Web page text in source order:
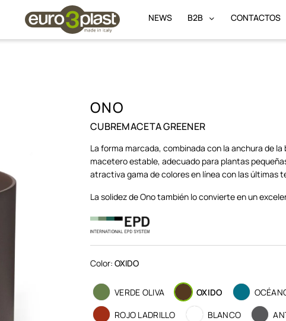
NEWS B2B CONTACTOS
ONO
CUBREMACETA GREENER
La forma marcada, combinada con la anchura de
macetero estable, adecuado para plantas
atractiva gama de colores en línea con las últimas
La solidez de Ono también lo convierte en un
Color: OXIDO
VERDE OLIVA OXIDO
ROJO LADRILLO
BLANCO